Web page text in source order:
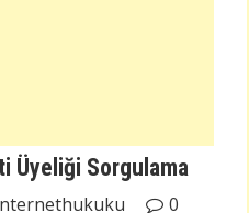
Üyeliği Sorgulama
0